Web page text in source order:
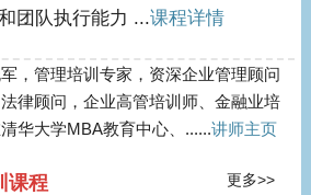
团队执行能力 ...课程详情
，管理培训专家，资深企业管理顾问
律顾问，企业高管培训师、金融业培
华大学MBA教育中心、......讲师主页
课程 更多>>